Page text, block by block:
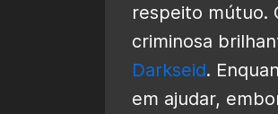
respeito mútuo.
criminosa
Darkseid.
em ajudar,